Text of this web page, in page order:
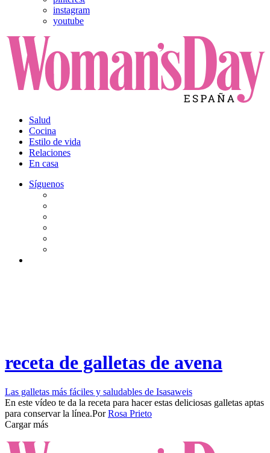
instagram
youtube
Salud
Cocina
Estilo de vida
Relaciones
En casa
Síguenos
receta de galletas de avena
Las galletas más fáciles y saludables de Isasaweis
En este vídeo te da la receta para hacer estas deliciosas galletas aptas
para conservar la línea.​​PorRosa Prieto
Cargar más